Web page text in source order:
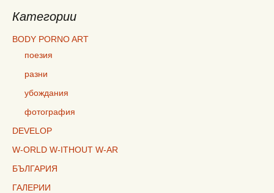
Категории
BODY PORNO ART
поезия
разни
убождания
фотография
DEVELOP
W-ORLD W-ITHOUT W-AR
БЪЛГАРИЯ
ГАЛЕРИИ